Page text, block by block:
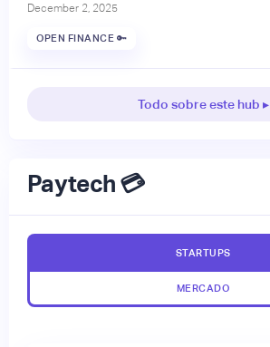
December 2, 2025
OPEN FINANCE 🔑
Todo sobre este hub ▸
Paytech 💳
STARTUPS
MERCADO